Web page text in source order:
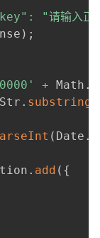
"请输入正
) ;
+ Math .
. substring
( Date .
. add ( {